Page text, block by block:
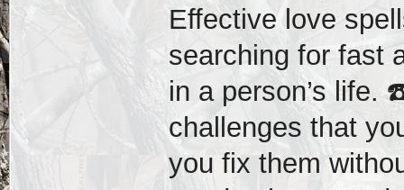
Effective love
searching for fast
in a person’s life.
challenges that
you fix them